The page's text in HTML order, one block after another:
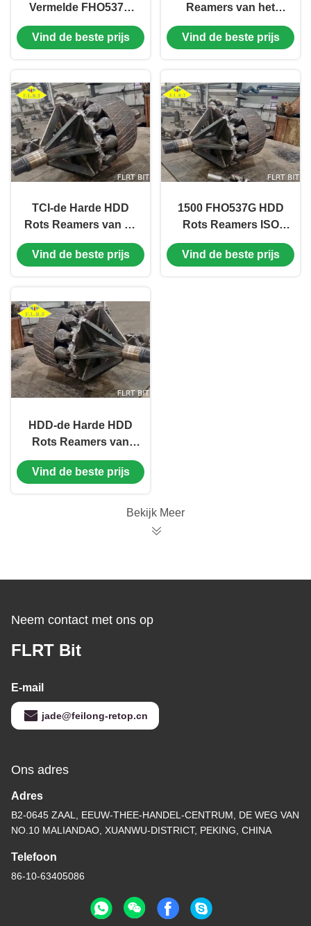
Vermelde FHO537G
api-7-1 van de
nauwkeurigheidshdd
Vind de beste prijs
Reamers van het
wolframcarbide FHO
voor grote grootte
Vind de beste prijs
TCI-de Harde HDD
Rots Reamers van de
Rolkegel voor
Horizontale
Vind de beste prijs
1500 FHO537G HDD
Rots Reamers ISO
voor de Boring van
de Gatenopener
Vind de beste prijs
HDD-de Harde HDD
Rots Reamers van
Gatenopeners voor
Trenchless-het Beetje
Vind de beste prijs
Bekijk Meer
Neem contact met ons op
FLRT Bit
E-mail
jade@feilong-retop.cn
Ons adres
Adres
B2-0645 ZAAL, EEUW-THEE-HANDEL-CENTRUM, DE WEG VAN
NO.10 MALIANDAO, XUANWU-DISTRICT, PEKING, CHINA
Telefoon
86-10-63405086